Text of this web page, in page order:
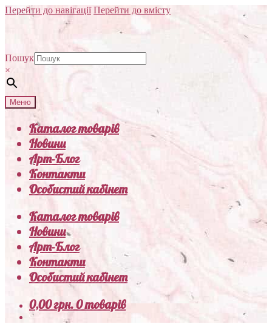
Перейти до навігації Перейти до вмісту
Пошук
×
Меню
Каталог товарів
Новини
Арт-Блог
Контакти
Особистий кабінет
Каталог товарів
Новини
Арт-Блог
Контакти
Особистий кабінет
0,00грн.0 товарів